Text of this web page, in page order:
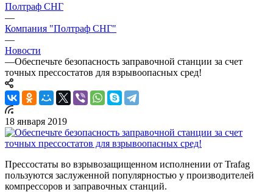
Полтраф СНГ
—
Компания "Полтраф СНГ"
—
Новости
—Обеспечьте безопасность заправочной станции за счет
точных прессостатов для взрывоопасных сред!
18 января 2019
Прессостаты во взрывозащищенном исполнении от Trafag
пользуются заслуженной популярностью у производителей
компрессоров и заправочных станций.